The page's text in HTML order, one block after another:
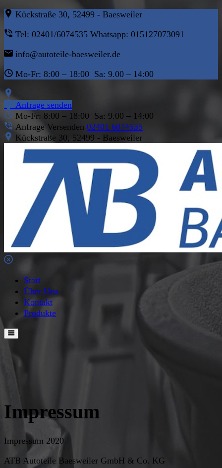
Kückstraße 30, 52499 - Baesweiler
Tel: 02401/6074535 Whatsapp: 015127073091
info@autoteile-baesweiler.de
Mo-Fr: 8:00 – 18:00 Sa: 9.00 – 14:00
Anfrage senden
Mo-Fr: 8:00 – 18:00 Sa: 9.00 – 14:00
Anfrage Versenden 02401 6074535
Kückstraße 30, 52499 - Baesweiler
Start
Über Uns
Kontakt
Produkte
Impressum
Impressum 2020
ATB Autoteile Baesweiler GmbH & Co. KG